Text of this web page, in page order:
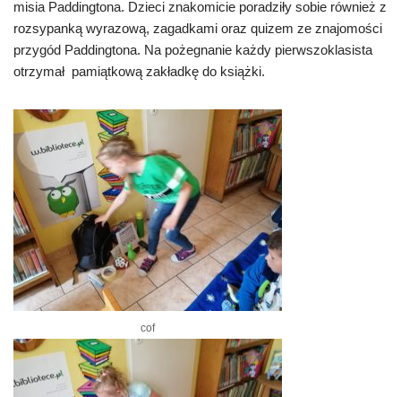
misia Paddingtona. Dzieci znakomicie poradziły sobie również z
rozsypanką wyrazową, zagadkami oraz quizem ze znajomości
przygód Paddingtona. Na pożegnanie każdy pierwszoklasista
otrzymał pamiątkową zakładkę do książki.
cof